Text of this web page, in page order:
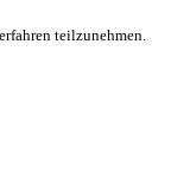
teilzunehmen.